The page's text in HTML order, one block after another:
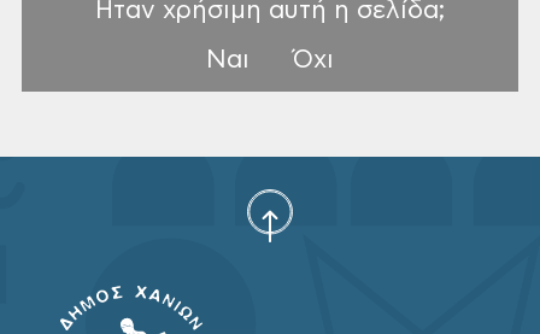
Ηταν χρήσιμη αυτή η σελίδα;
Ναι
Όχι